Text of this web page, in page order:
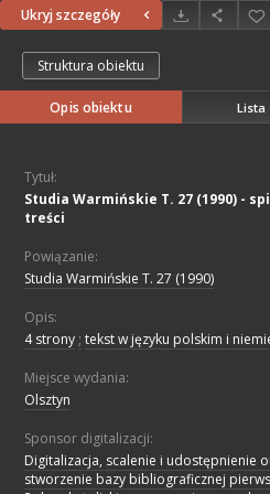
Ukryj szczegóły
Struktura obiektu
Opis obiektu Lista
Tytuł:
Studia Warmińskie T. 27 (1990) -
treści
Powiązanie:
Studia Warmińskie T. 27 (1990)
Opis:
4 strony ; tekst w języku polskim i
Miejsce wydania:
Olsztyn
Sponsor digitalizacji:
Digitalizacja, scalenie i udostępnienie
stworzenie bazy bibliograficznej